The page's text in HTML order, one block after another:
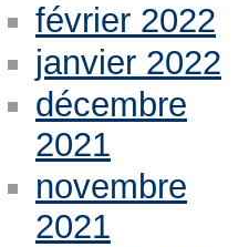
février 2022
janvier 2022
décembre
2021
novembre
2021